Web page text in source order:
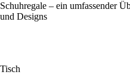
Schuhregale – ein umfassender
und Designs
Tisch